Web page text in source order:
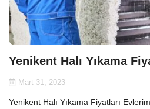
Yenikent Halı Yıkama
Mart 31, 2023
Yenikent Halı Yıkama Fiyatları